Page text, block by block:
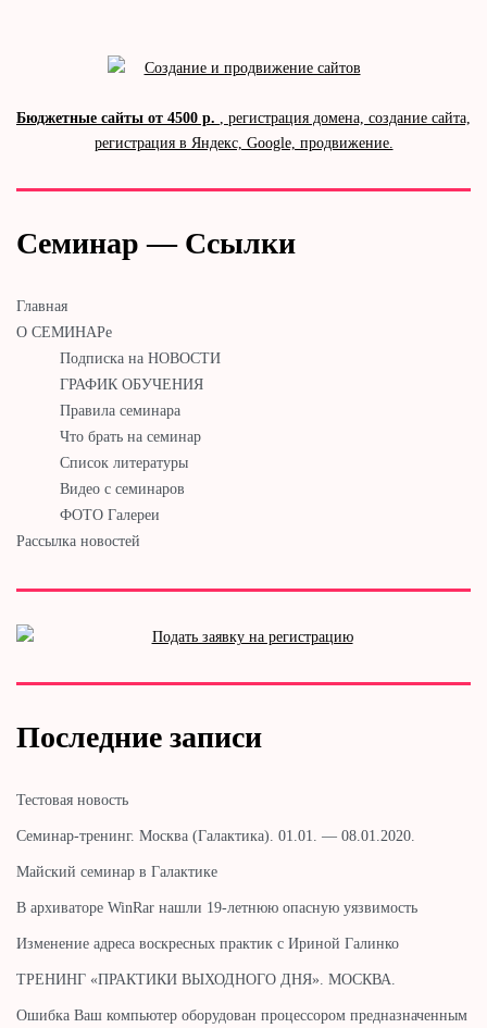
Бюджетные сайты от 4500 р.
, регистрация домена, создание сайта,
регистрация в Яндекс, Google, продвижение.
Семинар — Ссылки
Главная
О СЕМИНАРе
Подписка на НОВОСТИ
ГРАФИК ОБУЧЕНИЯ
Правила семинара
Что брать на семинар
Список литературы
Видео с семинаров
ФОТО Галереи
Рассылка новостей
Последние записи
Тестовая новость
Cеминар-тренинг. Москва (Галактика). 01.01. — 08.01.2020.
Майский семинар в Галактике
В архиваторе WinRar нашли 19-летнюю опасную уязвимость
Изменение адреса воскресных практик с Ириной Галинко
ТРЕНИНГ «ПРАКТИКИ ВЫХОДНОГО ДНЯ». МОСКВА.
Ошибка Ваш компьютер оборудован процессором предназначенным